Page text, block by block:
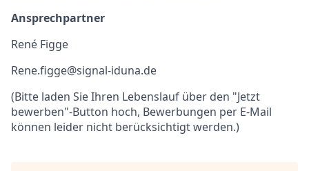
Ansprechpartner
René Figge
Rene.figge@signal-iduna.de
(Bitte laden Sie Ihren Lebenslauf über den "Jetzt
bewerben"-Button hoch, Bewerbungen per E-Mail
können leider nicht berücksichtigt werden.)